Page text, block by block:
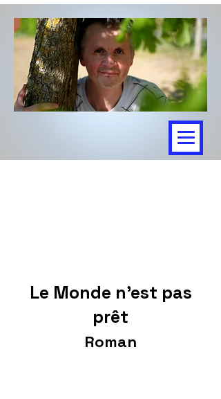
Le Monde n'est pas
prêt
Roman